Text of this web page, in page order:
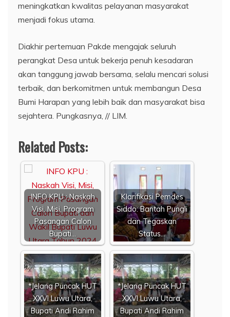
meningkatkan kwalitas pelayanan masyarakat
menjadi fokus utama.
Diakhir pertemuan Pakde mengajak seluruh
perangkat Desa untuk bekerja penuh kesadaran
akan tanggung jawab bersama, selalu mencari solusi
terbaik, dan berkomitmen untuk membangun Desa
Bumi Harapan yang lebih baik dan masyarakat bisa
sejahtera. Pungkasnya, // LIM.
Related Posts:
INFO KPU : Naskah
Visi, Misi, Program
Pasangan Calon
Bupati…
Klarifikasi Pemdes
Siddo: Bantah Pungli
dan Tegaskan
Status…
*Jelang Puncak HUT
XXVI Luwu Utara,
Bupati Andi Rahim
*Jelang Puncak HUT
XXVI Luwu Utara,
Bupati Andi Rahim